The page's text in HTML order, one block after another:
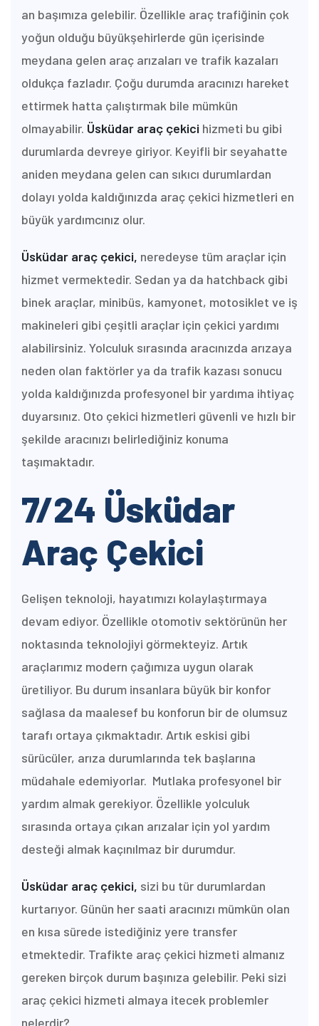
an başımıza gelebilir. Özellikle araç trafiğinin çok
yoğun olduğu büyükşehirlerde gün içerisinde
meydana gelen araç arızaları ve trafik kazaları
oldukça fazladır. Çoğu durumda aracınızı hareket
ettirmek hatta çalıştırmak bile mümkün
olmayabilir. Üsküdar araç çekici hizmeti bu gibi
durumlarda devreye giriyor. Keyifli bir seyahatte
aniden meydana gelen can sıkıcı durumlardan
dolayı yolda kaldığınızda araç çekici hizmetleri en
büyük yardımcınız olur.
Üsküdar araç çekici, neredeyse tüm araçlar için
hizmet vermektedir. Sedan ya da hatchback gibi
binek araçlar, minibüs, kamyonet, motosiklet ve iş
makineleri gibi çeşitli araçlar için çekici yardımı
alabilirsiniz. Yolculuk sırasında aracınızda arızaya
neden olan faktörler ya da trafik kazası sonucu
yolda kaldığınızda profesyonel bir yardıma ihtiyaç
duyarsınız. Oto çekici hizmetleri güvenli ve hızlı bir
şekilde aracınızı belirlediğiniz konuma
taşımaktadır.
7/24 Üsküdar
Araç Çekici
Gelişen teknoloji, hayatımızı kolaylaştırmaya
devam ediyor. Özellikle otomotiv sektörünün her
noktasında teknolojiyi görmekteyiz. Artık
araçlarımız modern çağımıza uygun olarak
üretiliyor. Bu durum insanlara büyük bir konfor
sağlasa da maalesef bu konforun bir de olumsuz
tarafı ortaya çıkmaktadır. Artık eskisi gibi
sürücüler, arıza durumlarında tek başlarına
müdahale edemiyorlar. Mutlaka profesyonel bir
yardım almak gerekiyor. Özellikle yolculuk
sırasında ortaya çıkan arızalar için yol yardım
desteği almak kaçınılmaz bir durumdur.
Üsküdar araç çekici, sizi bu tür durumlardan
kurtarıyor. Günün her saati aracınızı mümkün olan
en kısa sürede istediğiniz yere transfer
etmektedir. Trafikte araç çekici hizmeti almanız
gereken birçok durum başınıza gelebilir. Peki sizi
araç çekici hizmeti almaya itecek problemler
nelerdir?